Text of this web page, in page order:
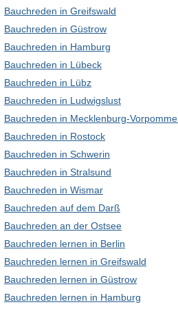
Bauchreden in Greifswald
Bauchreden in Güstrow
Bauchreden in Hamburg
Bauchreden in Lübeck
Bauchreden in Lübz
Bauchreden in Ludwigslust
Bauchreden in Mecklenburg-
Bauchreden in Rostock
Bauchreden in Schwerin
Bauchreden in Stralsund
Bauchreden in Wismar
Bauchreden auf dem Darß
Bauchreden an der Ostsee
Bauchreden lernen in Berlin
Bauchreden lernen in Greifswald
Bauchreden lernen in Güstrow
Bauchreden lernen in Hamburg